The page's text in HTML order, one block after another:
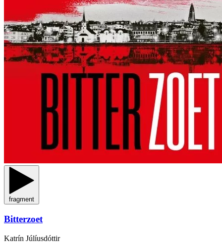
fragment
Bitterzoet
Katrín Júlíusdóttir